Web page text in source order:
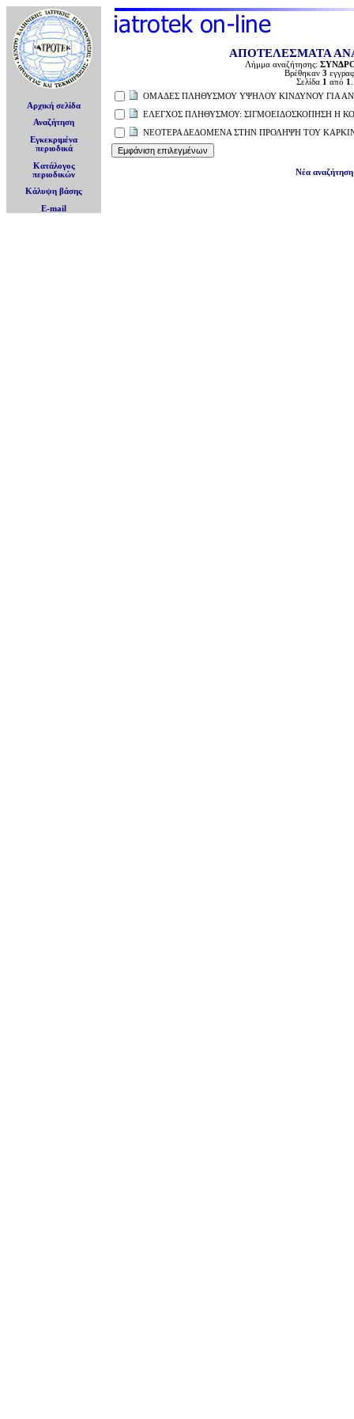
Αρχική σελίδα
Αναζήτηση
Εγκεκριμένα
περιοδικά
Κατάλογος
περιοδικών
Κάλυψη βάσης
E-mail
ΑΠΟΤΕΛΕΣΜΑΤΑ
Λήμμα αναζήτησης:
Βρέθηκαν 3
Σελίδα 1 από 1
ΟΜΑΔΕΣ ΠΛΗΘΥΣΜΟΥ ΥΨΗΛΟΥ ΚΙΝΔΥΝΟΥ ΓΙΑ
ΕΛΕΓΧΟΣ ΠΛΗΘΥΣΜΟΥ: ΣΙΓΜΟΕΙΔΟΣΚΟΠΗΣΗ Η
ΝΕΟΤΕΡΑ ΔΕΔΟΜΕΝΑ ΣΤΗΝ ΠΡΟΛΗΨΗ ΤΟΥ
Νέα αναζήτηση